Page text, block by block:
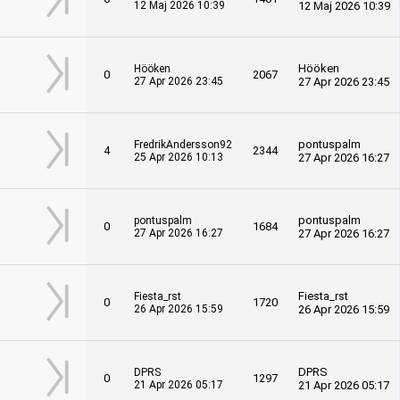
12 Maj 2026 10:39 12 Maj 2026 10:39
0
Hööken
27 Apr 2026 23:45
2067
Hööken
27 Apr 2026 23:45
4
FredrikAndersson92
25 Apr 2026 10:13
2344
pontuspalm
27 Apr 2026 16:27
0
pontuspalm
27 Apr 2026 16:27
1684
pontuspalm
27 Apr 2026 16:27
0
Fiesta_rst
26 Apr 2026 15:59
1720
Fiesta_rst
26 Apr 2026 15:59
0
DPRS
21 Apr 2026 05:17
1297
DPRS
21 Apr 2026 05:17